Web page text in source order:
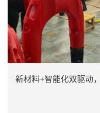
新材料+智能化双驱动